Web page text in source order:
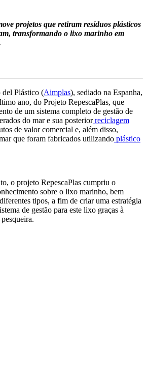
projetos que retiram resíduos plásticos
transformando o lixo marinho em
Plástico (Aimplas), sediado na Espanha,
ano, do Projeto RepescaPlas, que
de um sistema completo de gestão de
do mar e sua posteriorreciclagem
de valor comercial e, além disso,
que foram fabricados utilizando plástico
o projeto RepescaPlas cumpriu o
sobre o lixo marinho, bem
tipos, a fim de criar uma estratégia
de gestão para este lixo graças à